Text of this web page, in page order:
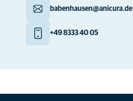
babenhausen@anicura.de
+49 8333 40 05